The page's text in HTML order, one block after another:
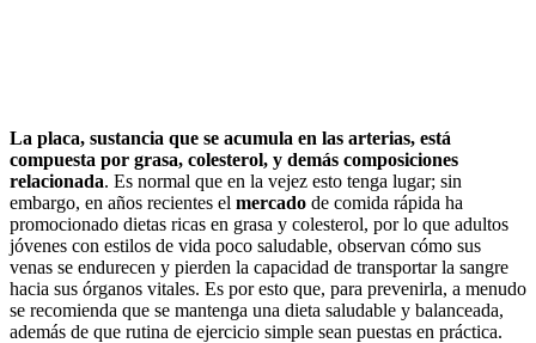
La placa, sustancia que se acumula en las arterias, está
compuesta por grasa, colesterol, y demás composiciones
relacionada. Es normal que en la vejez esto tenga lugar; sin
embargo, en años recientes el mercado de comida rápida ha
promocionado dietas ricas en grasa y colesterol, por lo que adultos
jóvenes con estilos de vida poco saludable, observan cómo sus
venas se endurecen y pierden la capacidad de transportar la sangre
hacia sus órganos vitales. Es por esto que, para prevenirla, a menudo
se recomienda que se mantenga una dieta saludable y balanceada,
además de que rutina de ejercicio simple sean puestas en práctica.